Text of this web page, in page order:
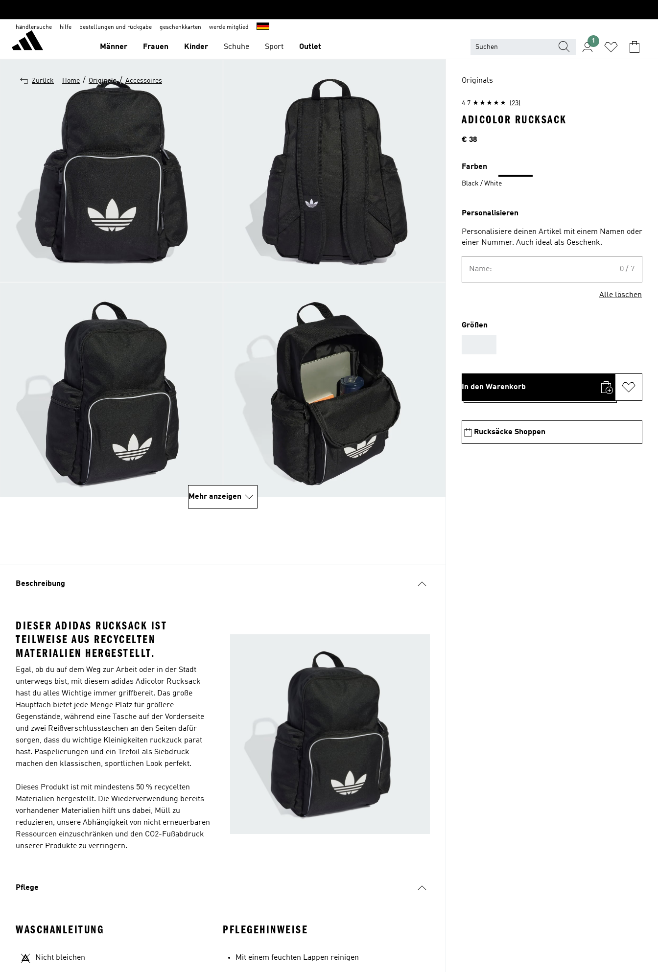
händlersuche hilfe bestellungen und rückgabe geschenkkarten werde mitglied
Männer Frauen Kinder Schuhe Sport Outlet
1
Zurück Home / Originals / Accessoires
Mehr anzeigen
Beschreibung
DIESER ADIDAS RUCKSACK IST
TEILWEISE AUS RECYCELTEN
MATERIALIEN HERGESTELLT.
Egal, ob du auf dem Weg zur Arbeit oder in der Stadt
unterwegs bist, mit diesem adidas Adicolor Rucksack
hast du alles Wichtige immer griffbereit. Das große
Hauptfach bietet jede Menge Platz für größere
Gegenstände, während eine Tasche auf der Vorderseite
und zwei Reißverschlusstaschen an den Seiten dafür
sorgen, dass du wichtige Kleinigkeiten ruckzuck parat
hast. Paspelierungen und ein Trefoil als Siebdruck
machen den klassischen, sportlichen Look perfekt.
Dieses Produkt ist mit mindestens 50 % recycelten
Materialien hergestellt. Die Wiederverwendung bereits
vorhandener Materialien hilft uns dabei, Müll zu
reduzieren, unsere Abhängigkeit von nicht erneuerbaren
Ressourcen einzuschränken und den CO2-Fußabdruck
unserer Produkte zu verringern.
Pflege
WASCHANLEITUNG
Nicht bleichen
PFLEGEHINWEISE
Mit einem feuchten Lappen reinigen
Originals
4.7 (23)
ADICOLOR RUCKSACK
Preis
€ 38
Farben
Black / White
Personalisieren
Personalisiere deinen Artikel mit einem Namen oder
einer Nummer. Auch ideal als Geschenk.
Name: 0 / 7
Alle löschen
Größen
In den Warenkorb
Rucksäcke Shoppen